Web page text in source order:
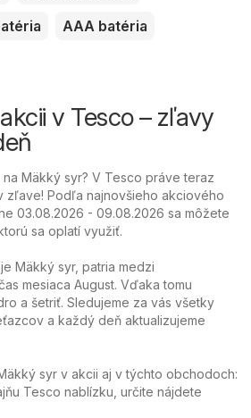
AAA batéria
v Tesco – zľavy
Mäkký syr? V Tesco práve teraz
zľave! Podľa najnovšieho akciového
03.08.2026 - 09.08.2026 sa môžete
sa oplatí využiť.
Mäkký syr, patria medzi
mesiaca August. Vďaka tomu
a šetriť. Sledujeme za vás všetky
a každý deň aktualizujeme
syr v akcii aj v týchto obchodoch:
Tesco nablízku, určite nájdete